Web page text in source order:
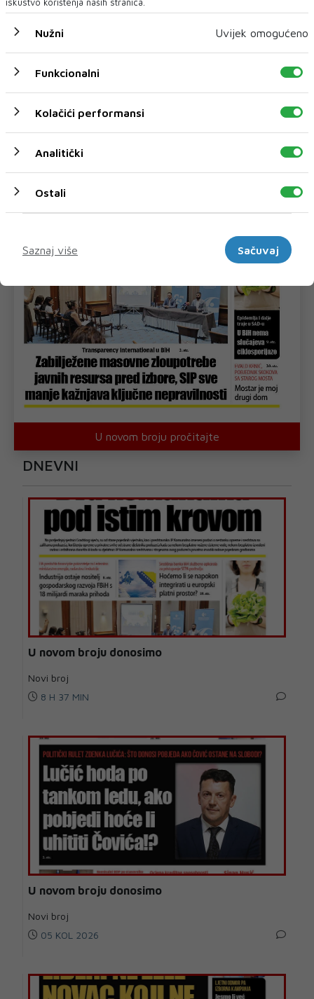
Neum će 27., 28. i 29. kolovoza 2026. godine ponovno postati
U novom broju pročitajte
DNEVNI
U novom broju donosimo
Novi broj
8 H 37 MIN
U novom broju donosimo
Novi broj
05 KOL 2026
Nužni Uvijek omogućeno
Funkcionalni
Kolačići performansi
Analitički
Ostali
Saznaj više
Sačuvaj